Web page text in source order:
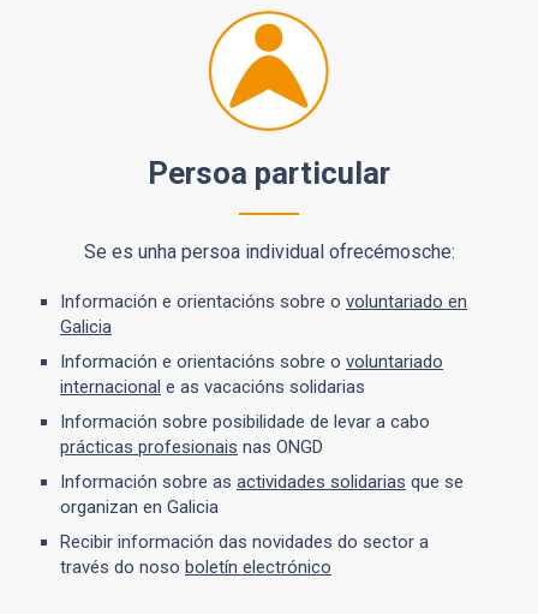
Persoa particular
Se es unha persoa individual ofrecémosche:
Información e orientacións sobre o voluntariado en
Galicia
Información e orientacións sobre o voluntariado
internacional e as vacacións solidarias
Información sobre posibilidade de levar a cabo
prácticas profesionais nas ONGD
Información sobre as actividades solidarias que se
organizan en Galicia
Recibir información das novidades do sector a
través do noso boletín electrónico